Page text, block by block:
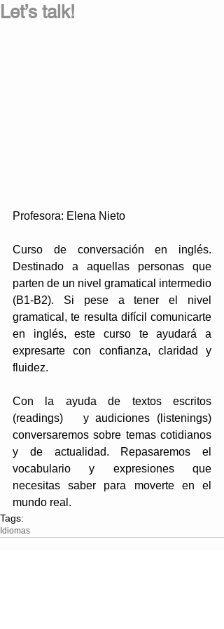
Let’s talk!
Profesora: Elena Nieto
Curso de conversación en inglés.
Destinado a aquellas personas que
parten de un nivel gramatical intermedio
(B1-B2). Si pese a tener el nivel
gramatical, te resulta difícil comunicarte
en inglés, este curso te ayudará a
expresarte con confianza, claridad y
fluidez.
Con la ayuda de textos escritos
(readings)   y audiciones (listenings)
conversaremos sobre temas cotidianos
y de actualidad. Repasaremos el
vocabulario y expresiones que
necesitas saber para moverte en el
mundo real.
Tags:
Idiomas